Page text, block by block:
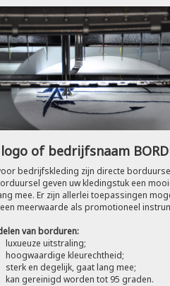
of bedrijfsnaam
bedrijfskleding zijn directe
geven uw kledingstuk een
mee. Er zijn allerlei toepassingen
meerwaarde als promotioneel
van borduren:
luxueuze uitstraling;
hoogwaardige kleurechtheid;
sterk en degelijk, gaat lang mee;
kan gereinigd worden tot 95 graden.